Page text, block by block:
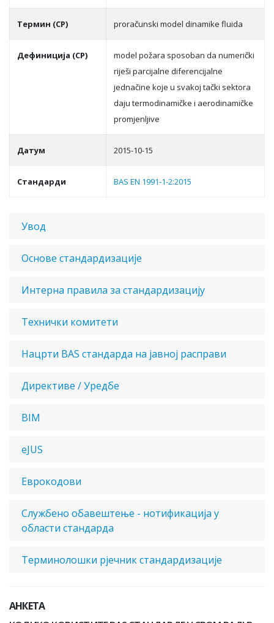
Термин (СР) proračunski model dinamike fluida
Дефиниција (СР)
model požara sposoban da numerički
riješi parcijalne diferencijalne
jednačine koje u svakoj tački sektora
daju termodinamičke i aerodinamičke
promjenljive
Датум 2015-10-15
Стандарди BAS EN 1991-1-2:2015
Увод
Основе стандардизације
Интерна правила за стандардизацију
Технички комитети
Нацрти BAS стандарда на јавној расправи
Директиве / Уредбе
BIM
eJUS
Еврокодови
Службено обавештење - нотификација у
области стандарда
Терминолошки рјечник стандардизације
АНКЕТА